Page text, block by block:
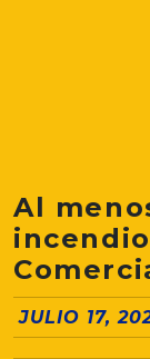
Al
JULIO 17,